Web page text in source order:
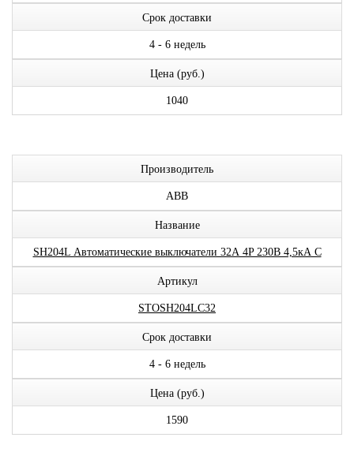
Срок доставки
4 - 6 недель
Цена (руб.)
1040
Производитель
ABB
Название
SH204L Автоматические выключатели 32А 4P 230В 4,5кА C
Артикул
STOSH204LC32
Срок доставки
4 - 6 недель
Цена (руб.)
1590